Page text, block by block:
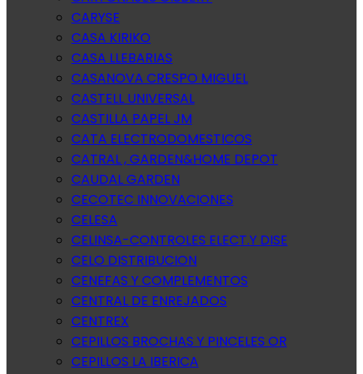
CARYSE
CASA KIRIKO
CASA LLEBARIAS
CASANOVA CRESPO MIGUEL
CASTELL UNIVERSAL
CASTILLA PAPEL JM
CATA ELECTRODOMESTICOS
CATRAL , GARDEN&HOME DEPOT
CAUDAL GARDEN
CECOTEC INNOVACIONES
CELESA
CELINSA-CONTROLES ELECT.Y DISE
CELO DISTRIBUCION
CENEFAS Y COMPLEMENTOS
CENTRAL DE ENREJADOS
CENTREX
CEPILLOS BROCHAS Y PINCELES OR
CEPILLOS LA IBERICA